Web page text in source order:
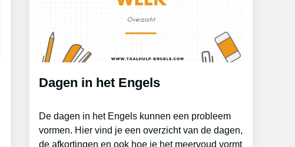
Dagen in het Engels
De dagen in het Engels kunnen een probleem
vormen. Hier vind je een overzicht van de dagen,
de afkortingen en ook hoe je het meervoud vormt